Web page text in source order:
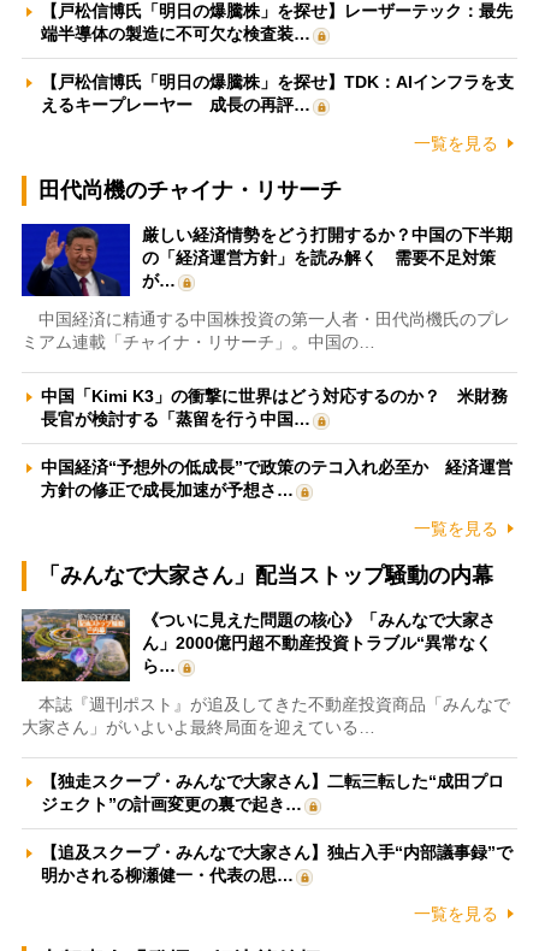
【戸松信博氏「明日の爆騰株」を探せ】レーザーテック：最先
端半導体の製造に不可欠な検査装…
【戸松信博氏「明日の爆騰株」を探せ】TDK：AIインフラを支
えるキープレーヤー 成長の再評…
一覧を見る
田代尚機のチャイナ・リサーチ
厳しい経済情勢をどう打開するか？中国の下半期
の「経済運営方針」を読み解く 需要不足対策
が…
中国経済に精通する中国株投資の第一人者・田代尚機氏のプレ
ミアム連載「チャイナ・リサーチ」。中国の…
中国「Kimi K3」の衝撃に世界はどう対応するのか？ 米財務
長官が検討する「蒸留を行う中国…
中国経済“予想外の低成長”で政策のテコ入れ必至か 経済運営
方針の修正で成長加速が予想さ…
一覧を見る
「みんなで大家さん」配当ストップ騒動の内幕
《ついに見えた問題の核心》「みんなで大家さ
ん」2000億円超不動産投資トラブル“異常なく
ら…
本誌『週刊ポスト』が追及してきた不動産投資商品「みんなで
大家さん」がいよいよ最終局面を迎えている…
【独走スクープ・みんなで大家さん】二転三転した“成田プロ
ジェクト”の計画変更の裏で起き…
【追及スクープ・みんなで大家さん】独占入手“内部議事録”で
明かされる柳瀬健一・代表の思…
一覧を見る